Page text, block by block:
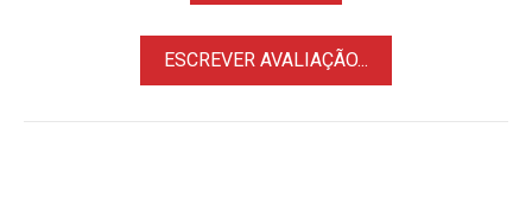
ESCREVER AVALIAÇÃO...